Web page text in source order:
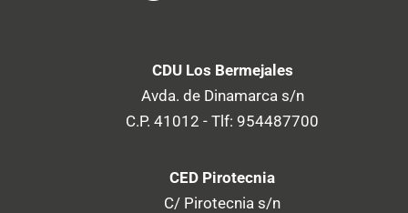
CDU Los Bermejales
Avda. de Dinamarca s/n
C.P. 41012 - Tlf: 954487700
CED Pirotecnia
C/ Pirotecnia s/n